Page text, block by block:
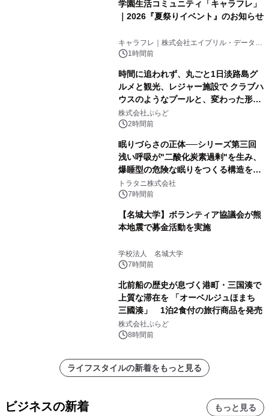
学園生活コミュニティ「キャラフレ」
｜2026『夏祭りイベント』のお知らせ
キャラフレ｜株式会社エイプリル・データ・
デザインズ
1時間前
時間に追われず、丸ごと1日淡路島グ
ルメと観光、レジャー施設で クラブハ
ウスのようなプールと、変わった形の
サウナも 「THE BOXY AWAJI」のお
得な素泊まり連泊プランで
株式会社ぷらど
2時間前
眠りづらさの正体──シリーズ第三回
浅い呼吸が"二酸化炭素過剰"を生み、
爆睡型の危険な眠りをつくる構造を解
説
トラタニ株式会社
7時間前
【名城大学】ボランティア協議会が熊
本地震で募金活動を実施
学校法人 名城大学
7時間前
北前船の歴史が息づく港町・三国湊で
上質な滞在を 「オーベルジュほまち
三國湊」 1泊2食付の旅行商品を発売
株式会社ぷらど
8時間前
ライフスタイルの新着をもっと見る
ビジネスの新着 もっと見る